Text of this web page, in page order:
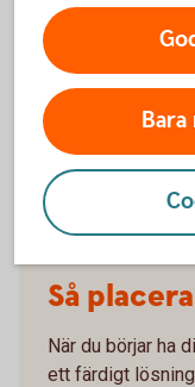
Så
När du börjar ha
ett färdigt